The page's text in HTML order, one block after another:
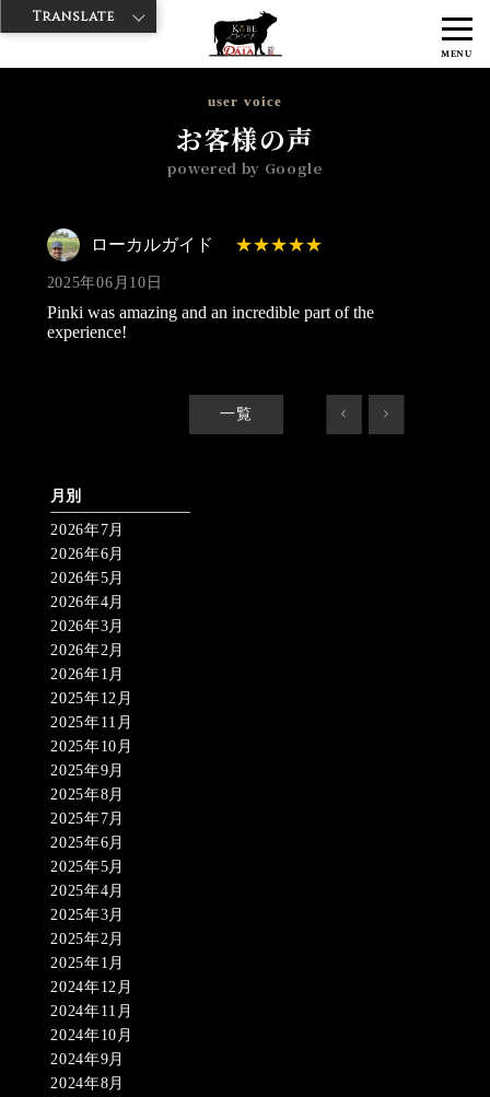
MENU
神戸牛ダイヤ > 神戸牛ダイア 浅草楽天地店
ロー
user voice
お客様の声
powered by Google
ローカルガイド
2025年06月10日
Pinki was amazing and an incredible part of the
experience!
一覧 < >
月別
2026年7月
2026年6月
2026年5月
2026年4月
2026年3月
2026年2月
2026年1月
2025年12月
2025年11月
2025年10月
2025年9月
2025年8月
2025年7月
2025年6月
2025年5月
2025年4月
2025年3月
2025年2月
2025年1月
2024年12月
2024年11月
2024年10月
2024年9月
2024年8月
Translate